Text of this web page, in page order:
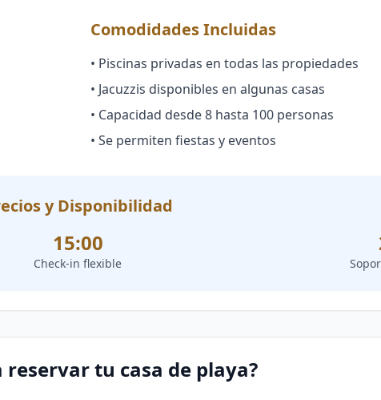
Comodidades Incluidas
• Piscinas privadas en todas las propiedades
• Jacuzzis disponibles en algunas casas
• Capacidad desde 8 hasta 100 personas
• Se permiten fiestas y eventos
y Disponibilidad
15:00
Check-in flexible
reservar tu casa de playa?